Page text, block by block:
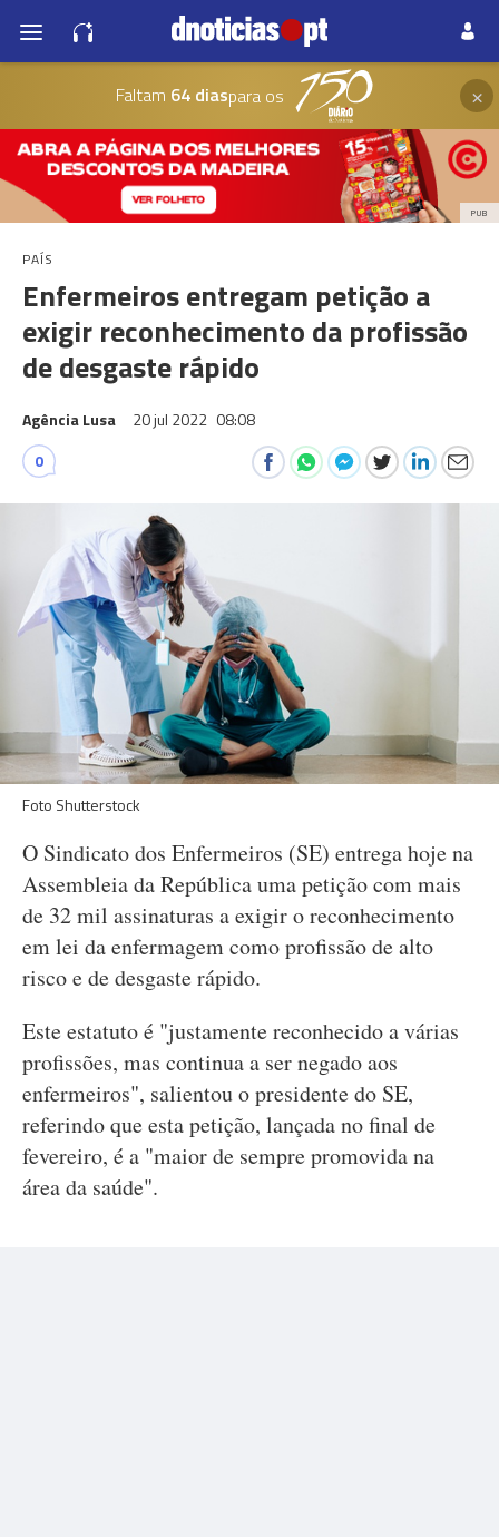
Faltam 64 diaspara os ×
PUB
PAÍS
Enfermeiros entregam petição a
exigir reconhecimento da profissão
de desgaste rápido
Agência Lusa 20 jul 2022 08:08
0
Foto Shutterstock
O Sindicato dos Enfermeiros (SE) entrega hoje na
Assembleia da República uma petição com mais
de 32 mil assinaturas a exigir o reconhecimento
em lei da enfermagem como profissão de alto
risco e de desgaste rápido.
Este estatuto é "justamente reconhecido a várias
profissões, mas continua a ser negado aos
enfermeiros", salientou o presidente do SE,
referindo que esta petição, lançada no final de
fevereiro, é a "maior de sempre promovida na
área da saúde".